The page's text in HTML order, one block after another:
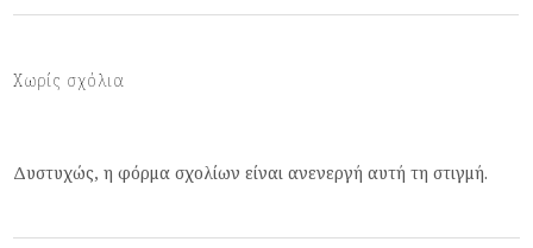
Χωρίς σχόλια
Δυστυχώς, η φόρμα σχολίων είναι ανενεργή αυτή τη στιγμή.